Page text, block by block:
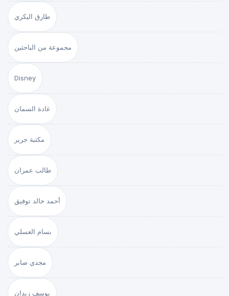
طارق البكري
مجموعة من الباحثين
Disney
غادة السمان
مكتبة جرير
طالب عمران
أحمد خالد توفيق
بسام العسلي
مجدي صابر
يوسف زيدان